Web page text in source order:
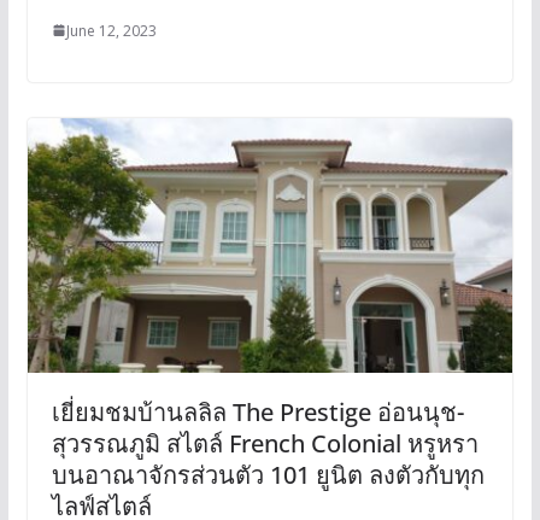
June 12, 2023
เยี่ยมชมบ้านลลิล The Prestige อ่อนนุช-
สุวรรณภูมิ สไตล์ French Colonial หรูหรา
บนอาณาจักรส่วนตัว 101 ยูนิต ลงตัวกับทุก
ไลฟ์สไตล์